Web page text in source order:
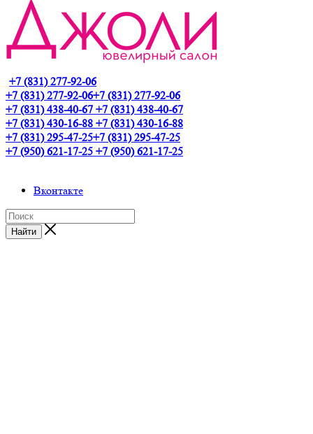
+7 (831) 277-92-06
+7 (831) 277-92-06+7 (831) 277-92-06
+7 (831) 438-40-67 +7 (831) 438-40-67
+7 (831) 430-16-88 +7 (831) 430-16-88
+7 (831) 295-47-25+7 (831) 295-47-25
+7 (950) 621-17-25 +7 (950) 621-17-25
Вконтакте
Найти